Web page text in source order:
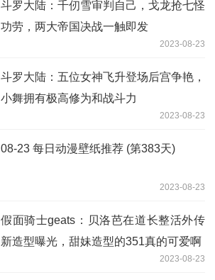
斗罗大陆：千仞雪审判自己，戈龙抢七怪
功劳，两大帝国决战一触即发
2023-08-23
斗罗大陆：五位女神飞升登场后宫争艳，
小舞拥有极高修为和战斗力
2023-08-23
08-23 每日动漫壁纸推荐 (第383天)
2023-08-23
假面骑士geats：贝洛芭在道长整活外传
新造型曝光，甜妹造型的351真的可爱啊
2023-08-23